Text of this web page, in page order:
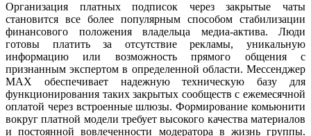
Организация платных подписок через закрытые чаты
становится все более популярным способом стабилизации
финансового положения владельца медиа-актива. Люди
готовы платить за отсутствие рекламы, уникальную
информацию или возможность прямого общения с
признанным экспертом в определенной области. Мессенджер
MAX обеспечивает надежную техническую базу для
функционирования таких закрытых сообществ с ежемесячной
оплатой через встроенные шлюзы. Формирование комьюнити
вокруг платной модели требует высокого качества материалов
и постоянной вовлеченности модератора в жизнь группы.